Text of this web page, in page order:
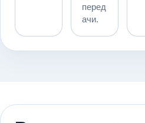
перед
ачи.